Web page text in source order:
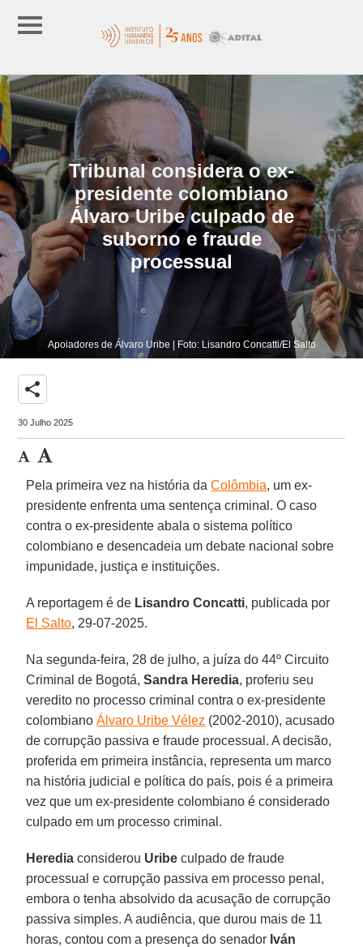
Tribunal considera o ex-
presidente colombiano
Álvaro Uribe culpado de
suborno e fraude
processual
Apoiadores de Álvaro Uribe | Foto: Lisandro Concatti/El Salto
share
30 Julho 2025
Pela primeira vez na história daColômbia, um ex-
presidente enfrenta uma sentença criminal. O caso
contra o ex-presidente abala o sistema político
colombiano e desencadeia um debate nacional sobre
impunidade, justiça e instituições.
A reportagem é de Lisandro Concatti, publicada por
El Salto, 29-07-2025.
Na segunda-feira, 28 de julho, a juíza do 44º Circuito
Criminal de Bogotá,Sandra Heredia, proferiu seu
veredito no processo criminal contra o ex-presidente
colombianoÁlvaro Uribe Vélez (2002-2010), acusado
de corrupção passiva e fraude processual. A decisão,
proferida em primeira instância, representa um marco
na história judicial e política do país, pois é a primeira
vez que um ex-presidente colombiano é considerado
culpado em um processo criminal.
Heredia considerou Uribe culpado de fraude
processual e corrupção passiva em processo penal,
embora o tenha absolvido da acusação de corrupção
passiva simples. A audiência, que durou mais de 11
horas, contou com a presença do senador Iván